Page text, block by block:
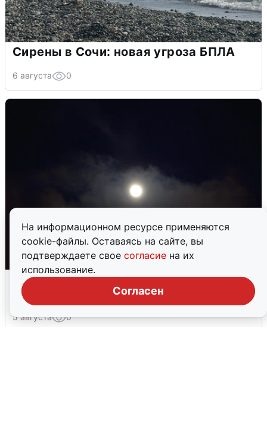
На информационном ресурсе применяются
cookie-файлы. Оставаясь на сайте, вы
подтверждаете свое согласие на их
использование.
Согласен
Сирены в Сочи: новая угроза БПЛА
6 августа 0
Взрывы в Воронеже после сигнала
тревоги
5 августа 0